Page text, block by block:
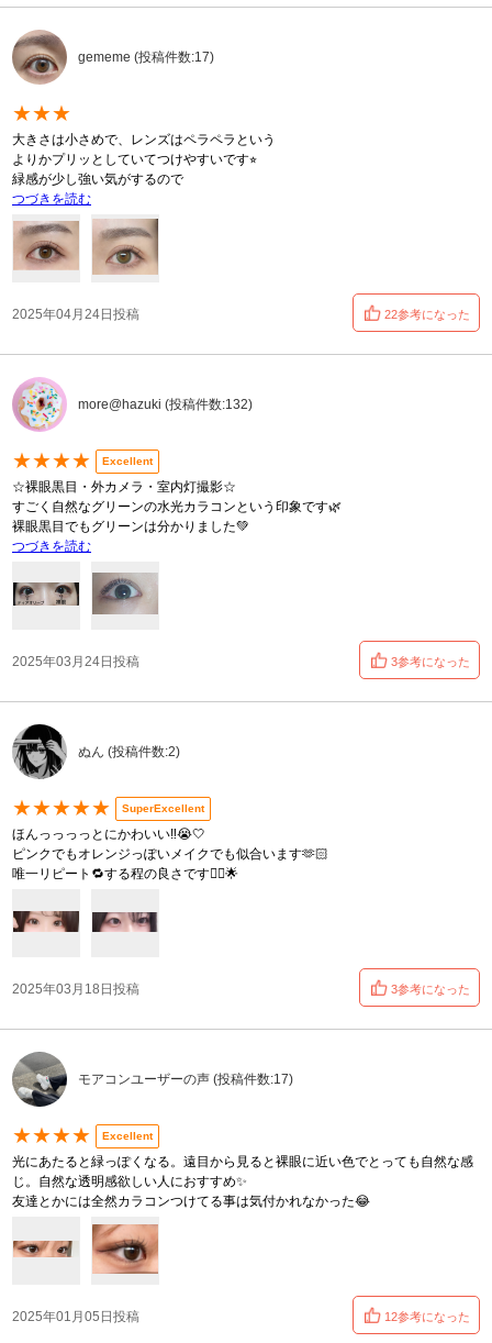
gememe (投稿件数:17)
★★★
大きさは小さめで、レンズはペラペラという
よりかプリッとしていてつけやすいです⭐︎
緑感が少し強い気がするので
つづきを読む
2025年04月24日投稿 22参考になった
more@hazuki (投稿件数:132)
★★★★ Excellent
☆裸眼黒目・外カメラ・室内灯撮影☆
すごく自然なグリーンの水光カラコンという印象です🌿
裸眼黒目でもグリーンは分かりました💚
つづきを読む
2025年03月24日投稿 3参考になった
ぬん (投稿件数:2)
★★★★★ SuperExcellent
ほんっっっっとにかわいい‼️😭🤍
ピンクでもオレンジっぽいメイクでも似合います🫶🏻
唯一リピート🔁する程の良さです👍🏻︎🌟
2025年03月18日投稿 3参考になった
モアコンユーザーの声 (投稿件数:17)
★★★★ Excellent
光にあたると緑っぽくなる。遠目から見ると裸眼に近い色でとっても自然な感
じ。自然な透明感欲しい人におすすめ✨
友達とかには全然カラコンつけてる事は気付かれなかった😂
2025年01月05日投稿 12参考になった